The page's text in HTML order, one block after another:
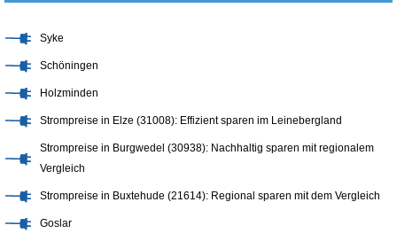
Syke
Schöningen
Holzminden
Strompreise in Elze (31008): Effizient sparen im Leinebergland
Strompreise in Burgwedel (30938): Nachhaltig sparen mit regionalem
Vergleich
Strompreise in Buxtehude (21614): Regional sparen mit dem Vergleich
Goslar